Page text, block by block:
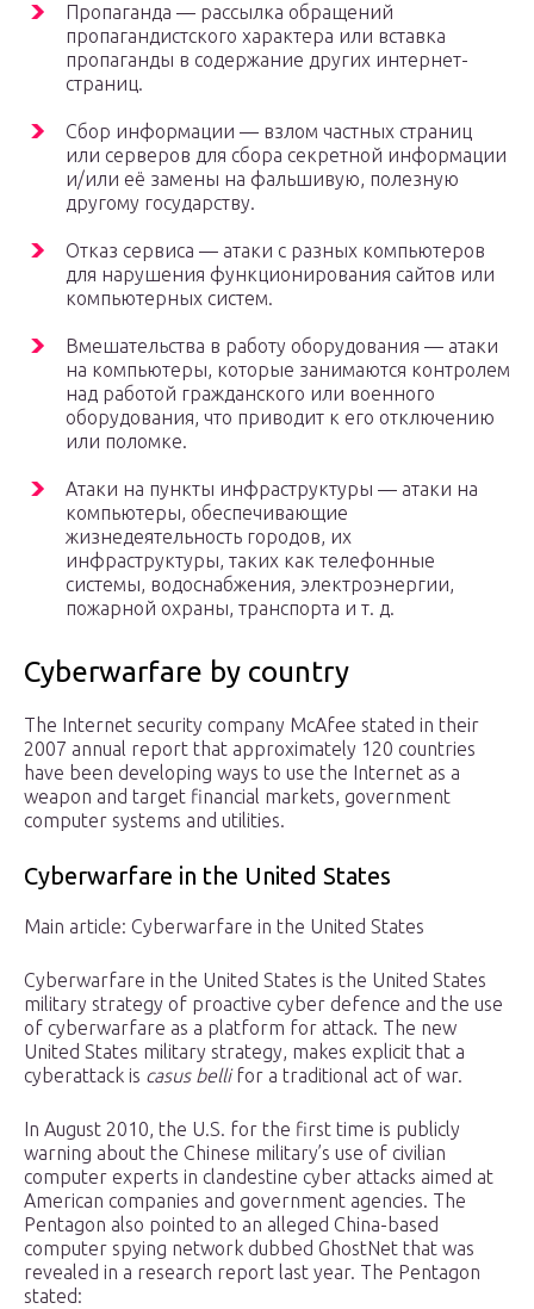
Пропаганда — рассылка обращений
пропагандистского характера или вставка
пропаганды в содержание других интернет-
страниц.
Сбор информации — взлом частных страниц
или серверов для сбора секретной информации
и/или её замены на фальшивую, полезную
другому государству.
Отказ сервиса — атаки с разных компьютеров
для нарушения функционирования сайтов или
компьютерных систем.
Вмешательства в работу оборудования — атаки
на компьютеры, которые занимаются контролем
над работой гражданского или военного
оборудования, что приводит к его отключению
или поломке.
Атаки на пункты инфраструктуры — атаки на
компьютеры, обеспечивающие
жизнедеятельность городов, их
инфраструктуры, таких как телефонные
системы, водоснабжения, электроэнергии,
пожарной охраны, транспорта и т. д.
Cyberwarfare by country
The Internet security company McAfee stated in their
2007 annual report that approximately 120 countries
have been developing ways to use the Internet as a
weapon and target financial markets, government
computer systems and utilities.
Cyberwarfare in the United States
Main article: Cyberwarfare in the United States
Cyberwarfare in the United States is the United States
military strategy of proactive cyber defence and the use
of cyberwarfare as a platform for attack. The new
United States military strategy, makes explicit that a
cyberattack is casus bellifor a traditional act of war.
In August 2010, the U.S. for the first time is publicly
warning about the Chinese military’s use of civilian
computer experts in clandestine cyber attacks aimed at
American companies and government agencies. The
Pentagon also pointed to an alleged China-based
computer spying network dubbed GhostNet that was
revealed in a research report last year. The Pentagon
stated: